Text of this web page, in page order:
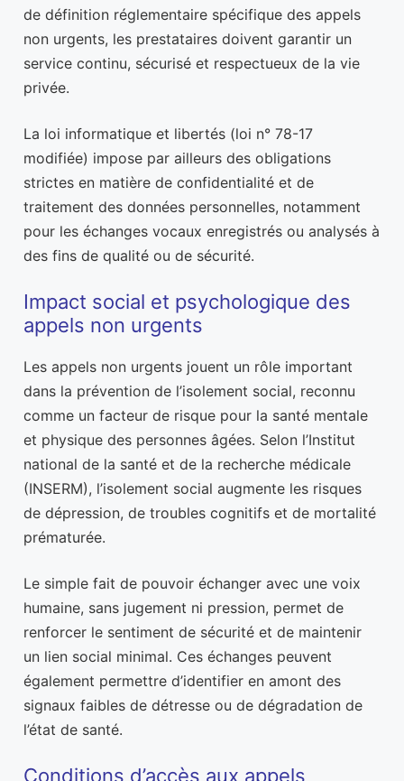
de définition réglementaire spécifique des appels
non urgents, les prestataires doivent garantir un
service continu, sécurisé et respectueux de la vie
privée.
La loi informatique et libertés (loi n° 78-17
modifiée) impose par ailleurs des obligations
strictes en matière de confidentialité et de
traitement des données personnelles, notamment
pour les échanges vocaux enregistrés ou analysés à
des fins de qualité ou de sécurité.
Impact social et psychologique des
appels non urgents
Les appels non urgents jouent un rôle important
dans la prévention de l’isolement social, reconnu
comme un facteur de risque pour la santé mentale
et physique des personnes âgées. Selon l’Institut
national de la santé et de la recherche médicale
(INSERM), l’isolement social augmente les risques
de dépression, de troubles cognitifs et de mortalité
prématurée.
Le simple fait de pouvoir échanger avec une voix
humaine, sans jugement ni pression, permet de
renforcer le sentiment de sécurité et de maintenir
un lien social minimal. Ces échanges peuvent
également permettre d’identifier en amont des
signaux faibles de détresse ou de dégradation de
l’état de santé.
Conditions d’accès aux appels